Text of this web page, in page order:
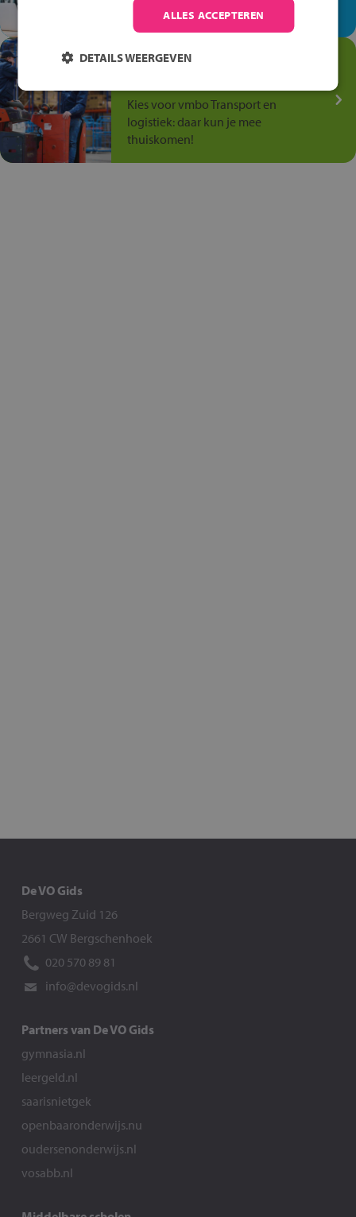
anders is!
Jouw talent in de
Kies voor vmbo Transport en
logistiek: daar kun je mee
thuiskomen!
De VO Gids
Bergweg Zuid 126
2661 CW Bergschenhoek
020 570 89 81
info@devogids.nl
Partners van De VO Gids
gymnasia.nl
leergeld.nl
saarisnietgek
openbaaronderwijs.nu
oudersenonderwijs.nl
vosabb.nl
ALLES ACCEPTEREN
DETAILS WEERGEVEN